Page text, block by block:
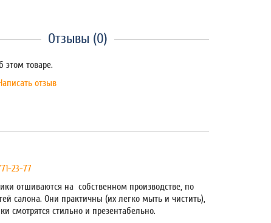
Отзывы (0)
этом товаре.
отзыв
23-77
отшиваются на собственном производстве, по
салона. Они практичны (их легко мыть и чистить),
смотрятся стильно и презентабельно.